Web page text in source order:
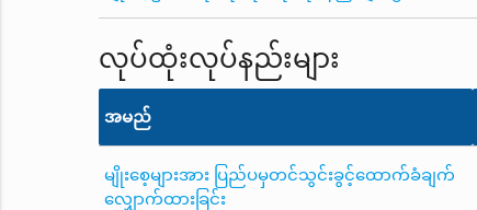
လုပ်ထုံးလုပ်နည်းများ
အမည်
မျိုးစေ့များအား ပြည်ပမှတင်သွင်းခွင့်ထောက်ခံချက်
လျှောက်ထားခြင်း